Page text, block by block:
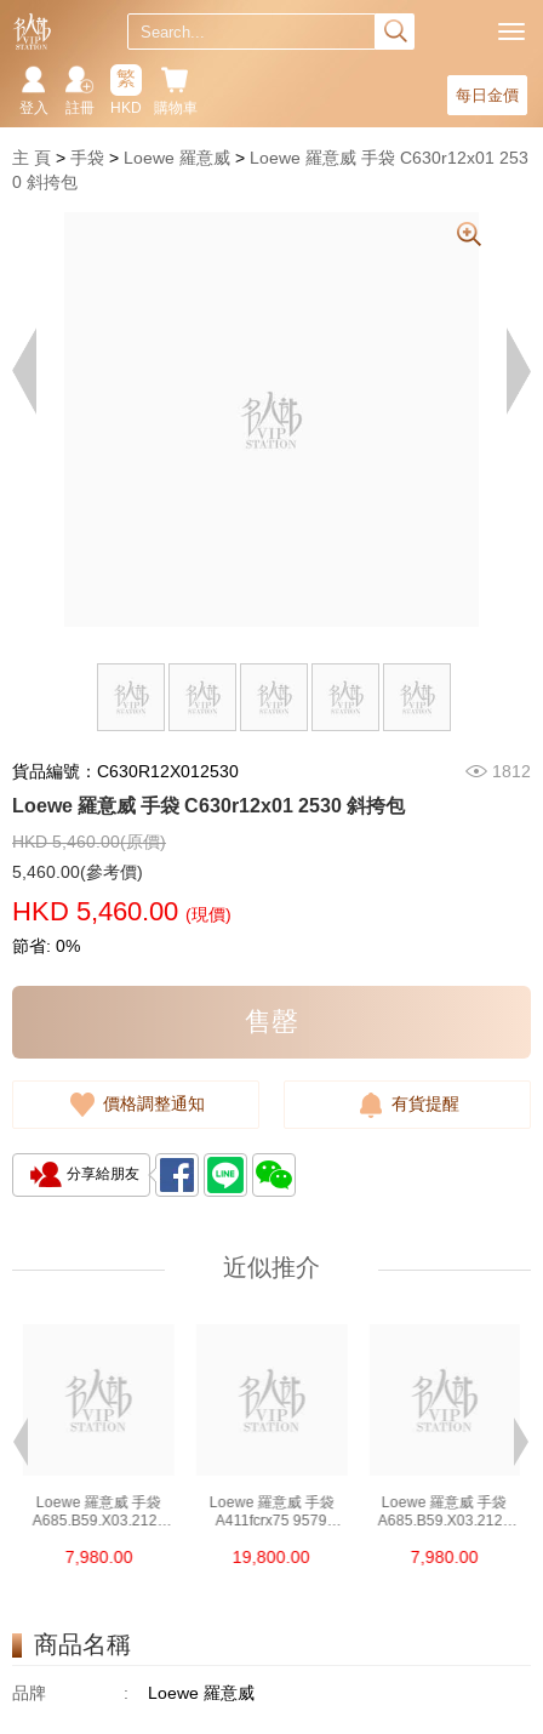
每日金價
購物車
繁
HKD
註冊
登入
主 頁 手袋 Loewe 羅意威
Loewe 羅意威 手袋 C630r12x01 253
0 斜挎包
貨品編號：C630R12X012530 1812
Loewe 羅意威 手袋 C630r12x01 2530 斜挎包
HKD 5,460.00(原價)
5,460.00(參考價)
HKD 5,460.00 (現價)
節省: 0%
售罄
價格調整通知 有貨提醒
分享給朋友
近似推介
Loewe 羅意威 手袋
A685.B59.X03.2123
7,980.00
Loewe 羅意威 手袋
A411fcrx75 9579
19,800.00
Loewe 羅意威 手袋
A685.B59.X03.2123
7,980.00
商品名稱
品牌 : Loewe 羅意威